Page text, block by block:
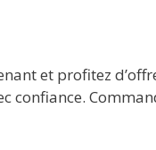
et profitez